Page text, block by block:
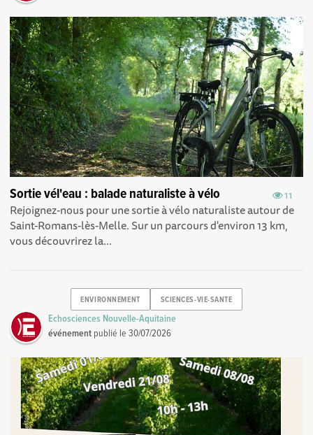
11
Sortie vél'eau : balade naturaliste à vélo
Rejoignez-nous pour une sortie à vélo naturaliste autour de
Saint-Romans-lès-Melle. Sur un parcours d'environ 13 km,
vous découvrirez la...
ENVIRONNEMENT SCIENCES-VIE-SANTE
Echosciences Nouvelle-Aquitaine
événement publié le30/07/2026